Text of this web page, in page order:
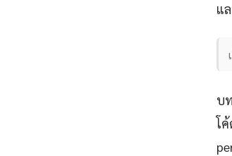
แ
บ
โ